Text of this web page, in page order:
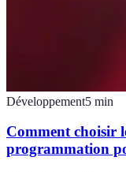
Développement5 min
Comment choisir
programmation